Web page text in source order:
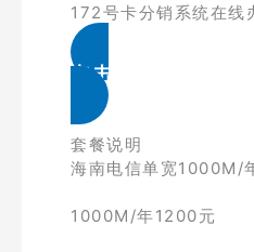
172号卡分销系统在线
点击免费领取
套餐说明
海南电信单宽1000M/
1000M/年1200元